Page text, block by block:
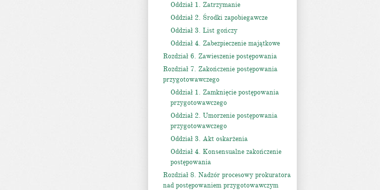
Oddział 1. Zatrzymanie
Oddział 2. Środki zapobiegawcze
Oddział 3. List gończy
Oddział 4. Zabezpieczenie majątkowe
Rozdział 6. Zawieszenie postępowania
Rozdział 7. Zakończenie postępowania
przygotowawczego
Oddział 1. Zamknięcie postępowania
przygotowawczego
Oddział 2. Umorzenie postępowania
przygotowawczego
Oddział 3. Akt oskarżenia
Oddział 4. Konsensualne zakończenie
postępowania
Rozdział 8. Nadzór procesowy prokuratora
nad postępowaniem przygotowawczym